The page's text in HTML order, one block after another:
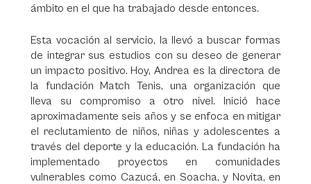
ámbito en el que ha trabajado desde entonces.
Esta vocación al servicio, la llevó a buscar formas
de integrar sus estudios con su deseo de generar
un impacto positivo. Hoy, Andrea es la directora de
la fundación Match Tenis, una organización que
lleva su compromiso a otro nivel. Inició hace
aproximadamente seis años y se enfoca en mitigar
el reclutamiento de niños, niñas y adolescentes a
través del deporte y la educación. La fundación ha
implementado proyectos en comunidades
vulnerables como Cazucá, en Soacha, y Novita, en